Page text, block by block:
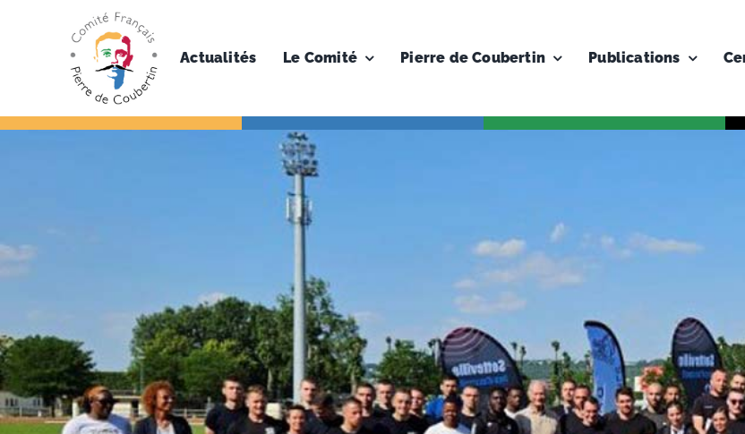
Actualités Le Comité Pierre de Coubertin Publications